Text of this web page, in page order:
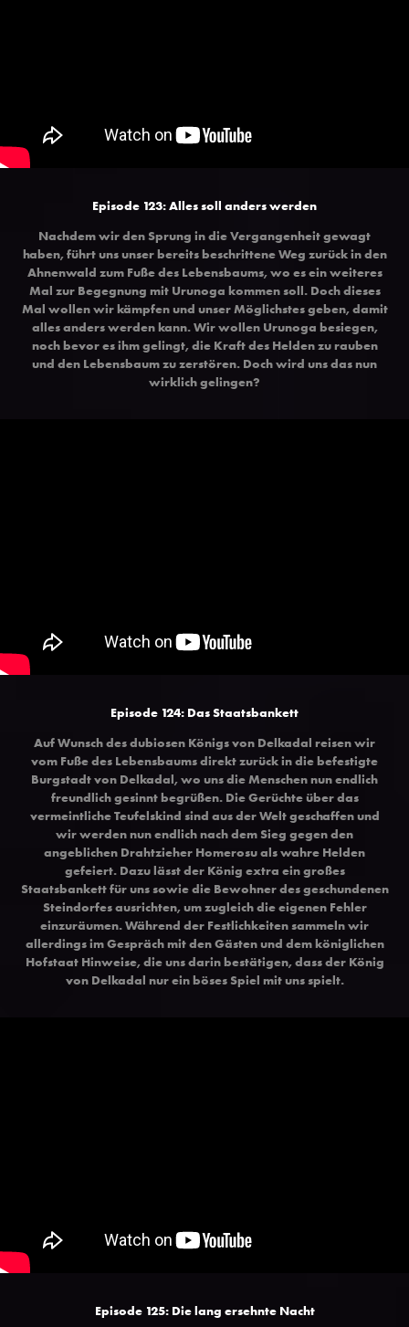
Episode 123: Alles soll anders werden
Nachdem wir den Sprung in die Vergangenheit gewagt
haben, führt uns unser bereits beschrittene Weg zurück in den
Ahnenwald zum Fuße des Lebensbaums, wo es ein weiteres
Mal zur Begegnung mit Urunoga kommen soll. Doch dieses
Mal wollen wir kämpfen und unser Möglichstes geben, damit
alles anders werden kann. Wir wollen Urunoga besiegen,
noch bevor es ihm gelingt, die Kraft des Helden zu rauben
und den Lebensbaum zu zerstören. Doch wird uns das nun
wirklich gelingen?
Episode 124: Das Staatsbankett
Auf Wunsch des dubiosen Königs von Delkadal reisen wir
vom Fuße des Lebensbaums direkt zurück in die befestigte
Burgstadt von Delkadal, wo uns die Menschen nun endlich
freundlich gesinnt begrüßen. Die Gerüchte über das
vermeintliche Teufelskind sind aus der Welt geschaffen und
wir werden nun endlich nach dem Sieg gegen den
angeblichen Drahtzieher Homerosu als wahre Helden
gefeiert. Dazu lässt der König extra ein großes
Staatsbankett für uns sowie die Bewohner des geschundenen
Steindorfes ausrichten, um zugleich die eigenen Fehler
einzuräumen. Während der Festlichkeiten sammeln wir
allerdings im Gespräch mit den Gästen und dem königlichen
Hofstaat Hinweise, die uns darin bestätigen, dass der König
von Delkadal nur ein böses Spiel mit uns spielt.
Episode 125: Die lang ersehnte Nacht